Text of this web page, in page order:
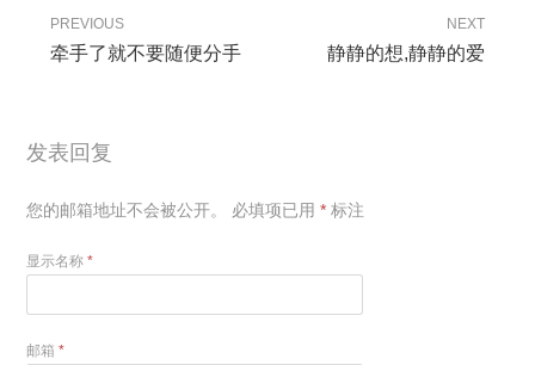
PREVIOUS
牵手了就不要随便分手
NEXT
静静的想,静静的爱
发表回复
您的邮箱地址不会被公开。 必填项已用* 标注
显示名称*
邮箱*